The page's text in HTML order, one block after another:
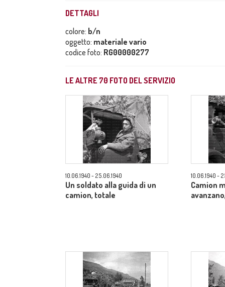
DETTAGLI
colore: b/n
oggetto: materiale vario
codice foto: RG00000277
LE ALTRE 70 FOTO DEL SERVIZIO
10.06.1940 - 25.06.1940
Un soldato alla guida di un
camion, totale
10.06.1940 -
Camion